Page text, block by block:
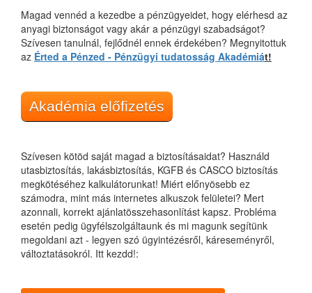
Magad vennéd a kezedbe a pénzügyeidet, hogy elérhesd az
anyagi biztonságot vagy akár a pénzügyi szabadságot?
Szívesen tanulnál, fejlődnél ennek érdekében? Megnyitottuk
az Érted a Pénzed - Pénzügyi tudatosság Akadémiát!
Akadémia előfizetés
Szívesen kötöd saját magad a biztosításaidat? Használd
utasbiztosítás, lakásbiztosítás, KGFB és CASCO biztosítás
megkötéséhez kalkulátorunkat! Miért előnyösebb ez
számodra, mint más internetes alkuszok felületei? Mert
azonnali, korrekt ajánlatösszehasonlítást kapsz. Probléma
esetén pedig ügyfélszolgáltaunk és mi magunk segítünk
megoldani azt - legyen szó ügyintézésről, káreseményről,
változtatásokról. Itt kezdd!: